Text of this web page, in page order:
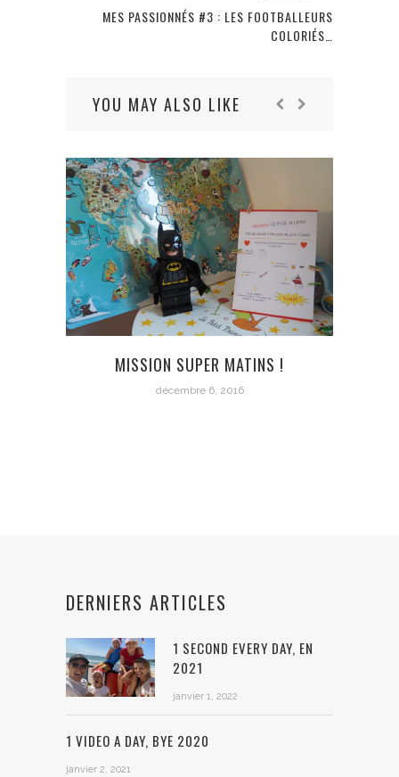
MES PASSIONNÉS #3 : LES FOOTBALLEURS
COLORIÉS…
YOU MAY ALSO LIKE
MISSION SUPER MATINS !
décembre 6, 2016
DERNIERS ARTICLES
1 SECOND EVERY DAY, EN
2021
janvier 1, 2022
1 VIDEO A DAY, BYE 2020
janvier 2, 2021